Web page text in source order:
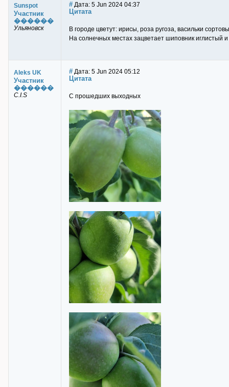
Sunspot
Участник
������
Ульяновск
# Дата: 5 Jun 2024 04:37
Цитата
В городе цветут: ирисы, роза ругоза, васильки
На солнечных местах зацветает шиповник иглистый
Aleks UK
Участник
������
C.I.S
# Дата: 5 Jun 2024 05:12
Цитата
С прошедших выходных